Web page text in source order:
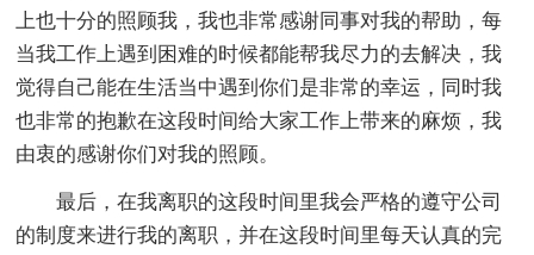
上也十分的照顾我，我也非常感谢同事对我的帮助，每
当我工作上遇到困难的时候都能帮我尽力的去解决，我
觉得自己能在生活当中遇到你们是非常的幸运，同时我
也非常的抱歉在这段时间给大家工作上带来的麻烦，我
由衷的感谢你们对我的照顾。
最后，在我离职的这段时间里我会严格的遵守公司
的制度来进行我的离职，并在这段时间里每天认真的完